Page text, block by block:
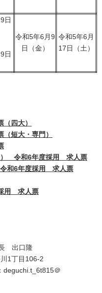
日
日
令和5年6月9
日（金）
令和5年6月
17日（土）
四大）
短大・専門）
） 令和6年度採用 求人票
和6年度採用 求人票
用 求人票
出口隆
1丁目106-2
deguchi.t_6t815＠